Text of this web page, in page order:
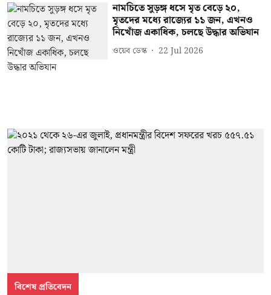
নামচিতে সুড়ঙ্গ ধসে মৃত বেড়ে ২০,
মৃতদের মধ্যে রাজ্যের ১১ জন, এখনও
নিখোঁজ একাধিক, চলছে উদ্ধার অভিযান
ওয়েব ডেস্ক 22 Jul 2026
বিশেষ প্রতিবেদন